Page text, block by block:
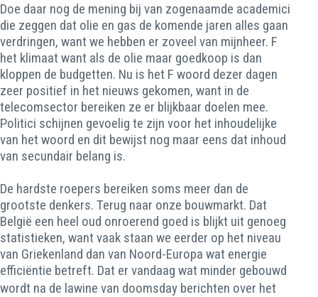
Doe daar nog de mening bij van zogenaamde academici
die zeggen dat olie en gas de komende jaren alles gaan
verdringen, want we hebben er zoveel van mijnheer. F
het klimaat want als de olie maar goedkoop is dan
kloppen de budgetten. Nu is het F woord dezer dagen
zeer positief in het nieuws gekomen, want in de
telecomsector bereiken ze er blijkbaar doelen mee.
Politici schijnen gevoelig te zijn voor het inhoudelijke
van het woord en dit bewijst nog maar eens dat inhoud
van secundair belang is.
De hardste roepers bereiken soms meer dan de
grootste denkers. Terug naar onze bouwmarkt. Dat
België een heel oud onroerend goed is blijkt uit genoeg
statistieken, want vaak staan we eerder op het niveau
van Griekenland dan van Noord-Europa wat energie
efficiëntie betreft. Dat er vandaag wat minder gebouwd
wordt na de lawine van doomsday berichten over het